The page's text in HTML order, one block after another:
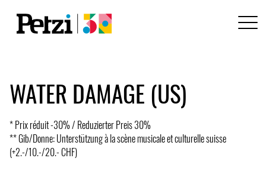
WATER DAMAGE (US)
* Prix réduit -30% / Reduzierter Preis 30%
** Gib/Donne: Unterstützung à la scène musicale et culturelle suisse
(+2.-/10.-/20.- CHF)